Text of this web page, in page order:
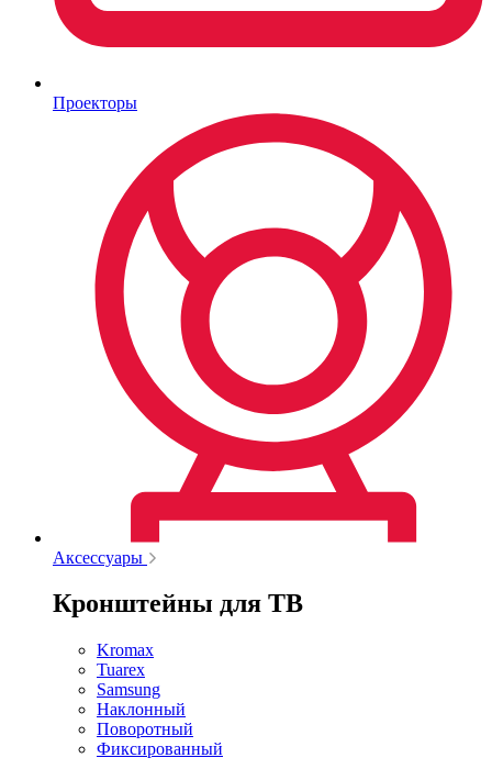
Проекторы
Аксессуары
Кронштейны для ТВ
Kromax
Tuarex
Samsung
Наклонный
Поворотный
Фиксированный